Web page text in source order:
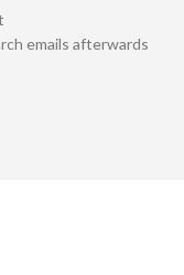
emails afterwards